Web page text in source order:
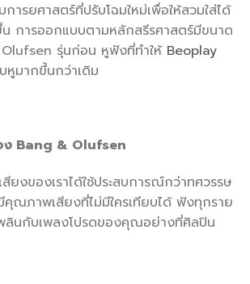
ารยศาสตร์ที่ปรับโฉมใหม่เพื่อให้สวมใส่ได้
การออกแบบตามหลักสรีรศาสตร์มีขนาด
รุ่นก่อน หูฟังที่ทำให้ Beoplay
หูมากขึ้นกว่าเดิม
ง Bang & Olufsen
ยงของเราได้ใช้ประสบการณ์กว่าทศวรรษ
คุณภาพเสียงที่ไม่มีใครเทียบได้ ฟังทุกราย
พลินกับเพลงโปรดของคุณอย่างที่ศิลปิน